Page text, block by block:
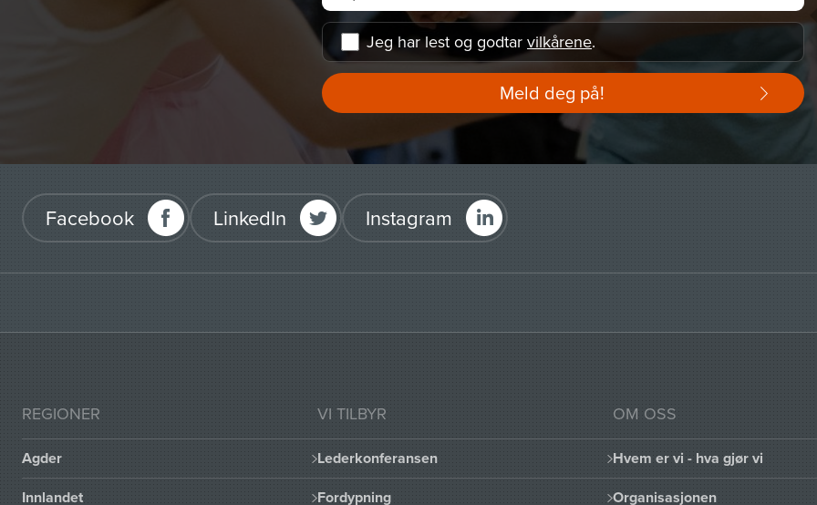
Jeg har lest og godtar vilkårene.
Meld deg på!
Facebook LinkedIn Instagram
REGIONER
Agder
Innlandet
VI TILBYR
Lederkonferansen
Fordypning
OM OSS
Hvem er vi - hva gjør vi
Organisasjonen